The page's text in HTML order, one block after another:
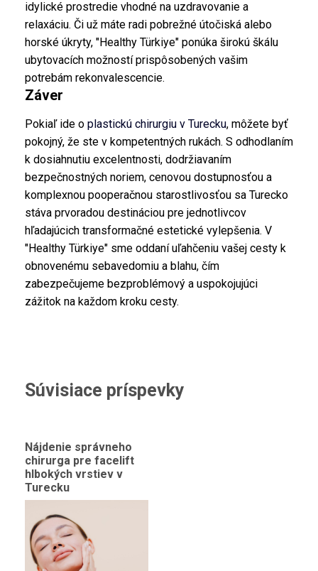
idylické prostredie vhodné na uzdravovanie a
relaxáciu. Či už máte radi pobrežné útočiská alebo
horské úkryty, "Healthy Türkiye" ponúka širokú škálu
ubytovacích možností prispôsobených vašim
potrebám rekonvalescencie.
Záver
Pokiaľ ide o plastickú chirurgiu v Turecku, môžete byť
pokojný, že ste v kompetentných rukách. S odhodlaním
k dosiahnutiu excelentnosti, dodržiavaním
bezpečnostných noriem, cenovou dostupnosťou a
komplexnou pooperačnou starostlivosťou sa Turecko
stáva prvoradou destináciou pre jednotlivcov
hľadajúcich transformačné estetické vylepšenia. V
"Healthy Türkiye" sme oddaní uľahčeniu vašej cesty k
obnovenému sebavedomiu a blahu, čím
zabezpečujeme bezproblémový a uspokojujúci
zážitok na každom kroku cesty.
Súvisiace príspevky
Nájdenie správneho
chirurga pre facelift
hlbokých vrstiev v
Turecku